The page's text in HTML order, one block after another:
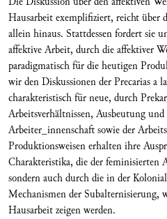
Hausarbeit exemplifiziert, reicht über
allein hinaus. Stattdessen fordert sie
affektive Arbeit, durch die affektiver
paradigmatisch für die heutigen
wir den Diskussionen der Precarias a
charakteristisch für neue, durch
Arbeitsverhältnissen, Ausbeutung
Arbeiter_innenschaft sowie der
Produktionsweisen erhalten ihre
Charakteristika, die der feminisierten
sondern auch durch die in der
Mechanismen der Subalternisierung,
Hausarbeit zeigen werden.